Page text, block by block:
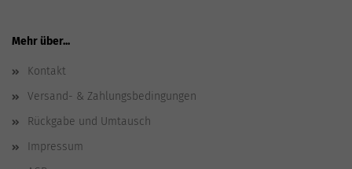
Mehr über...
Kontakt
Versand- & Zahlungsbedingungen
Rückgabe und Umtausch
Impressum